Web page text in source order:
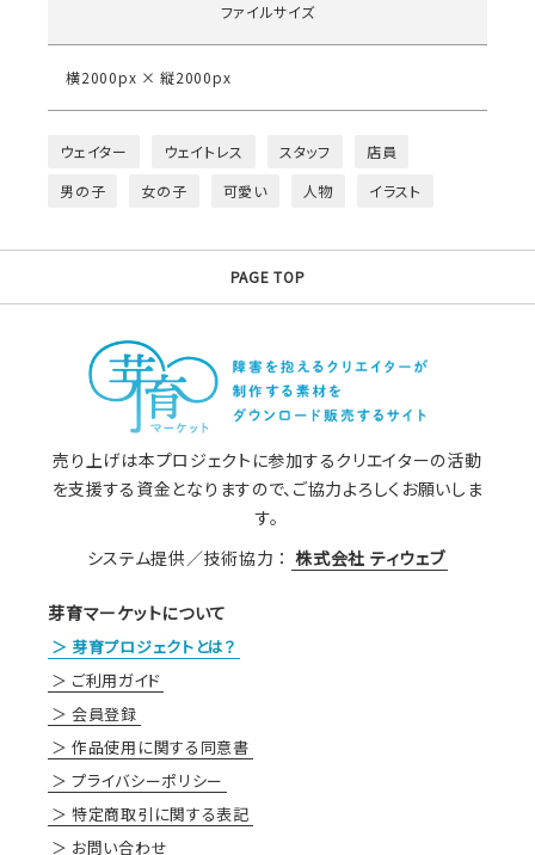
ファイルサイズ
横2000px × 縦2000px
ウェイター ウェイトレス スタッフ
店員
男の子
女の子 可愛い 人物 イラスト
PAGE TOP
売り上げは本プロジェクトに参加するクリエイターの活動
を支援する資金となりますので、ご協力よろしくお願いしま
す。
システム提供／技術協力 ： 株式会社 ティウェブ
芽育マーケットについて
芽育プロジェクトとは？
ご利用ガイド
会員登録
作品使用に関する同意書
プライバシーポリシー
特定商取引に関する表記
お問い合わせ